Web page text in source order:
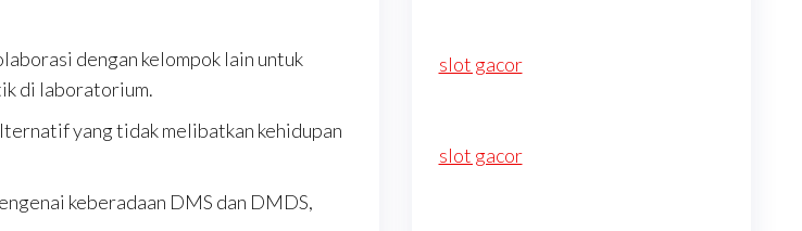
dengan kelompok lain untuk
di laboratorium.
yang tidak melibatkan kehidupan
keberadaan DMS dan DMDS,
slot gacor
slot gacor